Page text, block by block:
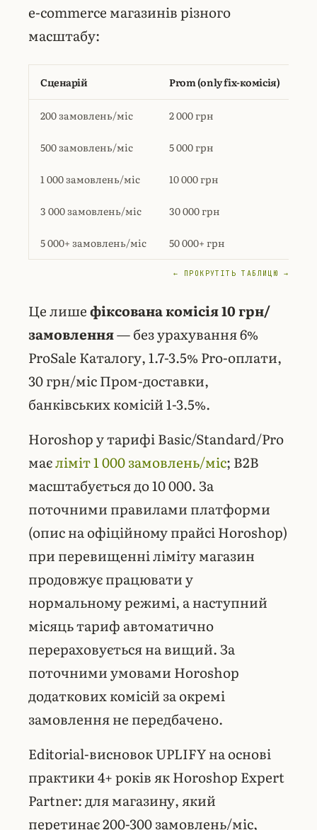
e-commerce магазинів різного
масштабу:
Сценарій Prom (only fix-комісія)
200 замовлень/міс 2 000 грн
500 замовлень/міс 5 000 грн
1 000 замовлень/міс 10 000 грн
3 000 замовлень/міс 30 000 грн
5 000+ замовлень/міс 50 000+ грн
← ПРОКРУТІТЬ ТАБЛИЦЮ →
Це лишефіксована комісія 10 грн/
замовлення— без урахування 6%
ProSale Каталогу, 1.7-3.5% Pro-оплати,
30 грн/міс Пром-доставки,
банківських комісій 1-3.5%.
Horoshop у тарифі Basic/Standard/Pro
маєліміт 1 000 замовлень/міс; B2B
масштабується до 10 000. За
поточними правилами платформи
(опис на офіційному прайсі Horoshop)
при перевищенні ліміту магазин
продовжує працювати у
нормальному режимі, а наступний
місяць тариф автоматично
перераховується на вищий. За
поточними умовами Horoshop
додаткових комісій за окремі
замовлення не передбачено.
Editorial-висновок UPLIFY на основі
практики 4+ років як Horoshop Expert
Partner: для магазину, який
перетинає 200-300 замовлень/міс,